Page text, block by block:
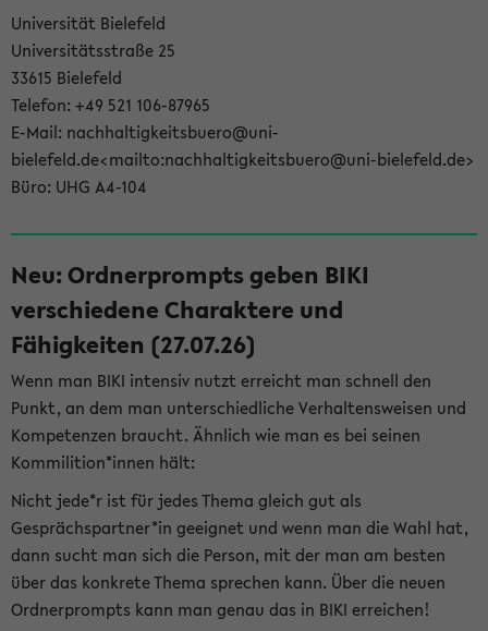
Universität Bielefeld
Universitätsstraße 25
33615 Bielefeld
Telefon: +49 521 106-87965
E-Mail: nachhaltigkeitsbuero@uni-
bielefeld.de<mailto:nachhaltigkeitsbuero@uni-bielefeld.de>
Büro: UHG A4-104
Neu: Ordnerprompts geben BIKI
verschiedene Charaktere und
Fähigkeiten (27.07.26)
Wenn man BIKI intensiv nutzt erreicht man schnell den
Punkt, an dem man unterschiedliche Verhaltensweisen und
Kompetenzen braucht. Ähnlich wie man es bei seinen
Kommilition*innen hält:
Nicht jede*r ist für jedes Thema gleich gut als
Gesprächspartner*in geeignet und wenn man die Wahl hat,
dann sucht man sich die Person, mit der man am besten
über das konkrete Thema sprechen kann. Über die neuen
Ordnerprompts kann man genau das in BIKI erreichen!